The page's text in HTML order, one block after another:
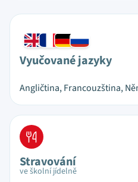
Vyučované jazyky
Angličtina, Francouzština,
Stravování
ve školní jídelně